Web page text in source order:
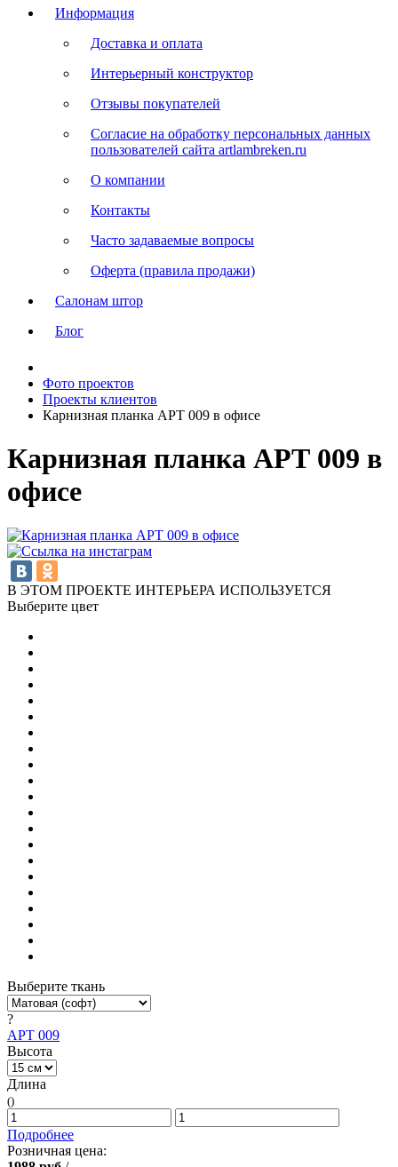
Информация
Доставка и оплата
Интерьерный конструктор
Отзывы покупателей
Согласие на обработку персональных данных
пользователей сайта artlambreken.ru
О компании
Контакты
Часто задаваемые вопросы
Оферта (правила продажи)
Салонам штор
Блог
Фото проектов
Проекты клиентов
Карнизная планка АРТ 009 в офисе
Карнизная планка АРТ 009 в
офисе
В ЭТОМ ПРОЕКТЕ ИНТЕРЬЕРА ИСПОЛЬЗУЕТСЯ
Выберите цвет
Выберите ткань
?
АРТ 009
Высота
Длина
()
Подробнее
Розничная цена: